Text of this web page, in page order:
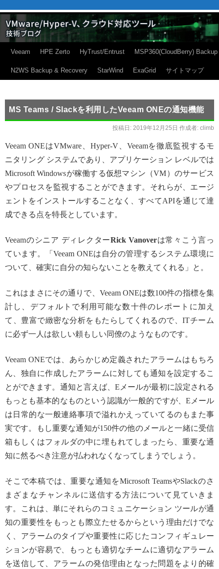
Veeam HPE Zerto HyTrust/Entrust MSP360(CloudBerry) Backup
N2WS Backup & Recovery StarWind ExaGrid サイトマップ
MS Teams / Slackを利用したVeeam ONEの通知機能
投稿日: 2019年12月25日 作成者: climb
Veeam ONEはVMware、Hyper-V、Veeamを徹底監視するモ
ニタリング システムであり、アプリケーション レベルでは
Microsoft Windowsが稼働する仮想マシン（VM）のサービス
やプロセスを監視することができます。それらが、エージ
ェントをインストールすることなく、すべてAPIを通じて達
成できる点を特長としています。
Veeamのシニア ディレクターRick Vanoverは常々こう言っ
ています。「Veeam ONEは自分の管理するシステム環境に
ついて、確実に自分の知らないことを教えてくれる」と。
これはまさにその通りで、Veeam ONEは数100件の指標を集
計し、デフォルトで利用可能な数十件のレポートに加え
て、豊富で緻密な分析をもたらしてくれるので、ITチーム
に必ず一人は欲しい頼もしい同僚のようなものです。
Veeam ONEでは、あらかじめ定義されたアラームはもちろ
ん、独自に作成したアラームに対しても通知を設定するこ
とができます。通知と言えば、Eメールが最初に設定される
もっとも基本的なものという認識が一般的ですが、Eメール
は日常的な一般連絡事項で溢れかえっていてるのもまた事
実です。もし重要な通知が150件の他のメールと一緒に受信
箱もしくはフォルダの中に埋もれてしまったら、重要な通
知に然るべき注意が払われなくなってしまうでしょう。
そこで本稿では、重要な通知をMicrosoft TeamsやSlackのさ
まざまなチャンネルに送信する方法について見ていきま
す。これは、単にそれらのコミュニケーション ツールが通
知の重要性をもっとも際立たせるからという理由だけでな
く、アラームのタイプや重要性に応じたコンフィギュレー
ションが容易で、もっとも適切なチームに適切なアラーム
を送信して、アラームの発信理由となった問題をより的確